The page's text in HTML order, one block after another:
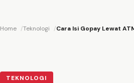
Home Teknologi Cara Isi Gopay Lewat
TEKNOLOGI